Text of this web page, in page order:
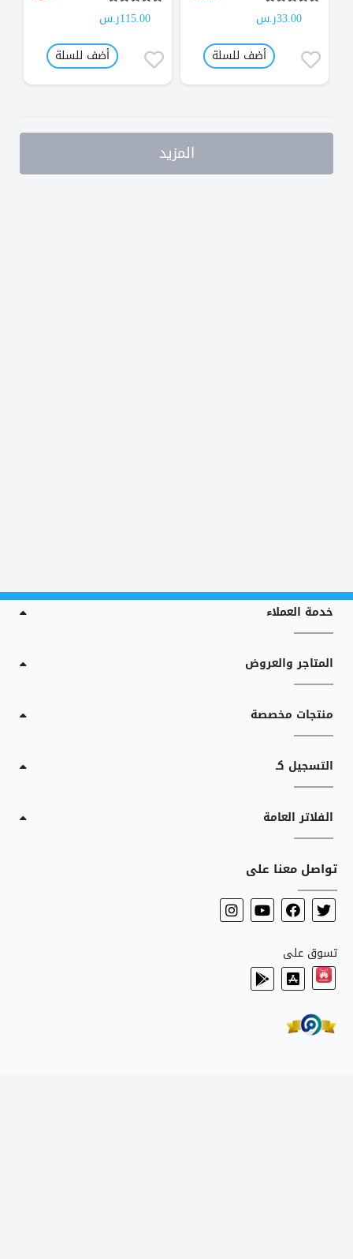
33.00ر.س
أضف للسلة
115.00ر.س
أضف للسلة
المزيد
خدمة العملاء
المتاجر والعروض
منتجات مخصصة
التسجيل كـ
الفلاتر العامة
تواصل معنا على
تسوق على